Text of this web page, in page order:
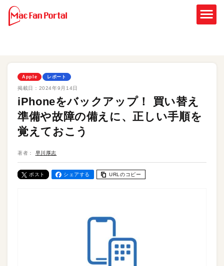
Apple レポート
掲載日： 2024年9月14日
iPhoneをバックアップ！ 買い替え
準備や故障の備えに、正しい手順を
覚えておこう
著者： 早川厚志
ポスト シェアする URLのコピー